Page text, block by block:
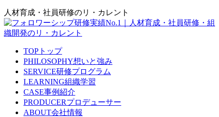
人材育成・社員研修のリ・カレント
TOP トップ
PHILOSOPHY想いと強み
SERVICE研修プログラム
LEARNING組織学習
CASE事例紹介
PRODUCERプロデューサー
ABOUT会社情報